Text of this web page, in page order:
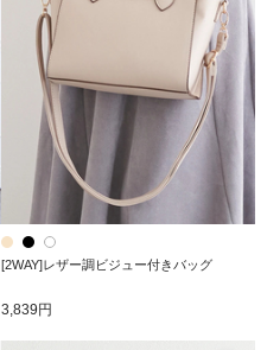
[2WAY]レザー調ビジュー付きバッグ
3,839円